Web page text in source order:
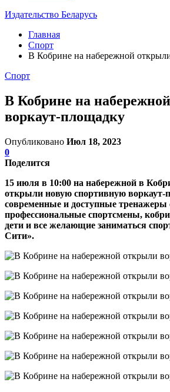
Издательство Беларусь
Главная
Спорт
В Кобрине на набережной
Спорт
В Кобрине на
воркаут-площадку
Опубликовано Июл 18, 2023
0
Поделится
15 июля в 10:00 на набережной в
открыли новую спортивную воркаут-
современные и доступные тренажеры
профессиональные спортсмены,
дети и все желающие заниматься
Сити».